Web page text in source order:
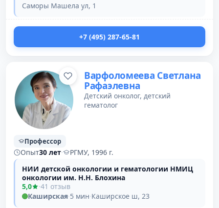
Саморы Машела ул, 1
+7 (495) 287-65-81
Варфоломеева Светлана
Рафаэлевна
Детский онколог, детский
гематолог
Профессор
Опыт30 лет·
РГМУ, 1996 г.
НИИ детской онкологии и гематологии НМИЦ
онкологии им. Н.Н. Блохина
5,0
·41 отзыв
Каширская·5 мин·Каширское ш, 23